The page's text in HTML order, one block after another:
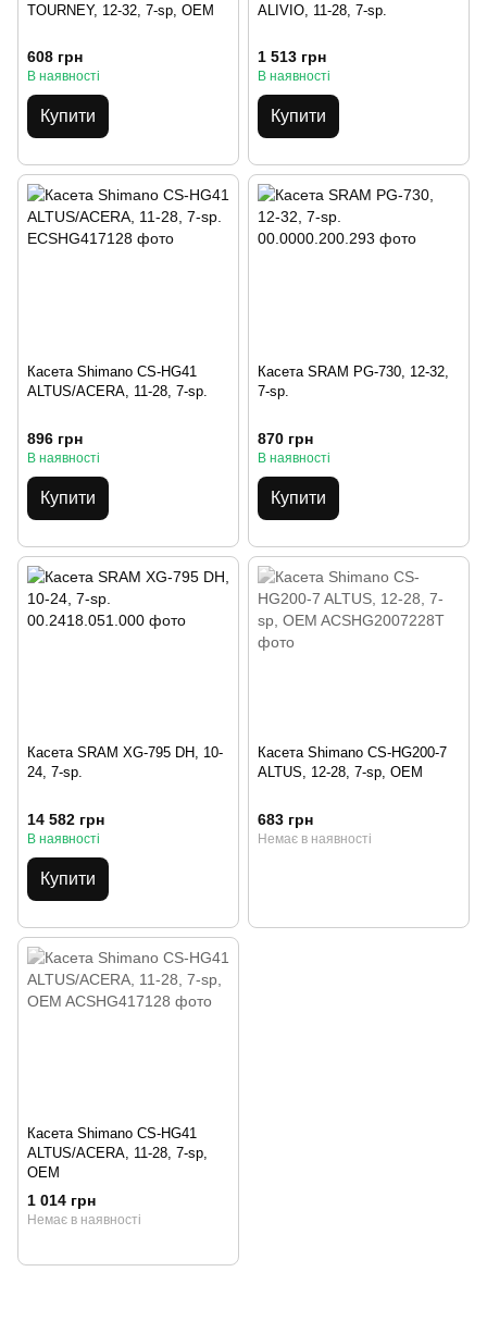
TOURNEY, 12-32, 7-sp, OEM
608 грн
В наявності
Купити
ALIVIO, 11-28, 7-sp.
1 513 грн
В наявності
Купити
Касета Shimano CS-HG41
ALTUS/ACERA, 11-28, 7-sp.
896 грн
В наявності
Купити
Касета SRAM PG-730, 12-32,
7-sp.
870 грн
В наявності
Купити
Касета SRAM XG-795 DH, 10-
24, 7-sp.
14 582 грн
В наявності
Купити
Касета Shimano CS-HG200-7
ALTUS, 12-28, 7-sp, OEM
683 грн
Немає в наявності
Касета Shimano CS-HG41
ALTUS/ACERA, 11-28, 7-sp,
OEM
1 014 грн
Немає в наявності